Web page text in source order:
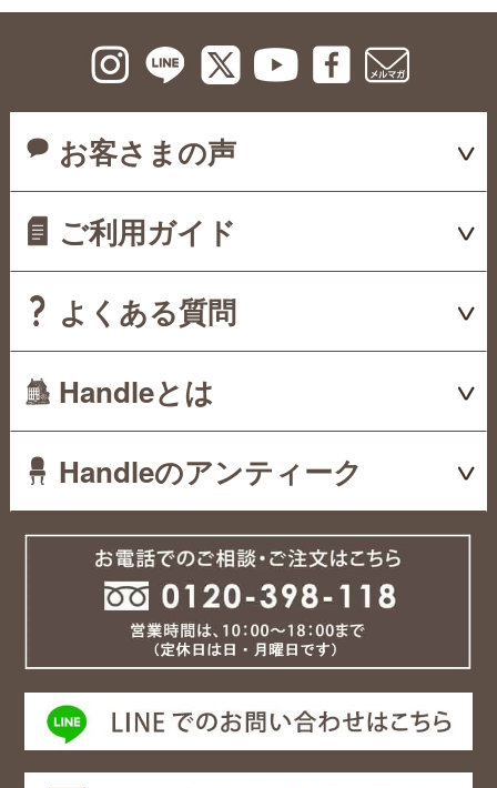
お客さまの声
ご利用ガイド
よくある質問
Handleとは
Handleのアンティーク